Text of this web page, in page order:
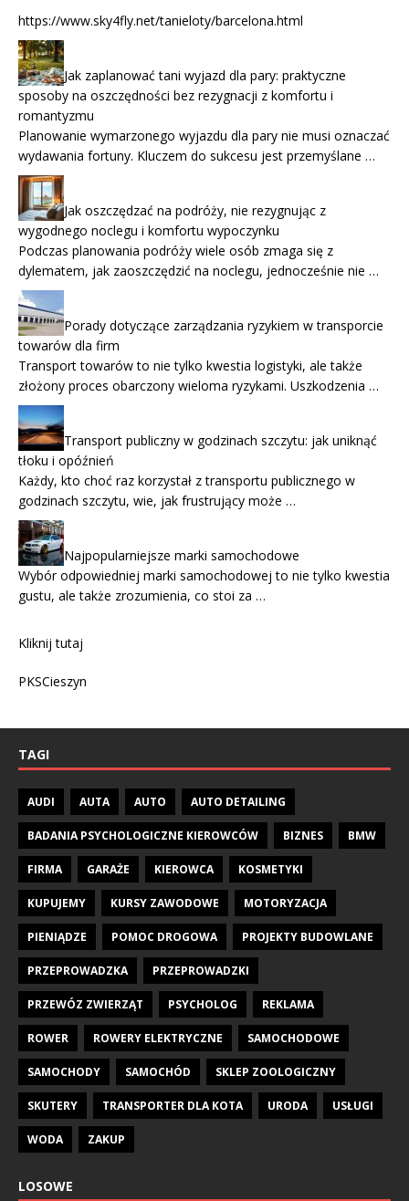
https://www.sky4fly.net/tanieloty/barcelona.html
Jak zaplanować tani wyjazd dla pary: praktyczne
sposoby na oszczędności bez rezygnacji z komfortu i
romantyzmu
Planowanie wymarzonego wyjazdu dla pary nie musi oznaczać
wydawania fortuny. Kluczem do sukcesu jest przemyślane …
Jak oszczędzać na podróży, nie rezygnując z
wygodnego noclegu i komfortu wypoczynku
Podczas planowania podróży wiele osób zmaga się z
dylematem, jak zaoszczędzić na noclegu, jednocześnie nie …
Porady dotyczące zarządzania ryzykiem w transporcie
towarów dla firm
Transport towarów to nie tylko kwestia logistyki, ale także
złożony proces obarczony wieloma ryzykami. Uszkodzenia …
Transport publiczny w godzinach szczytu: jak uniknąć
tłoku i opóźnień
Każdy, kto choć raz korzystał z transportu publicznego w
godzinach szczytu, wie, jak frustrujący może …
Najpopularniejsze marki samochodowe
Wybór odpowiedniej marki samochodowej to nie tylko kwestia
gustu, ale także zrozumienia, co stoi za …
Kliknij tutaj
PKSCieszyn
TAGI
AUDI AUTA AUTO AUTO DETAILING
BADANIA PSYCHOLOGICZNE KIEROWCÓW BIZNES BMW
FIRMA GARAŻE KIEROWCA KOSMETYKI
KUPUJEMY KURSY ZAWODOWE MOTORYZACJA
PIENIĄDZE POMOC DROGOWA PROJEKTY BUDOWLANE
PRZEPROWADZKA PRZEPROWADZKI
PRZEWÓZ ZWIERZĄT PSYCHOLOG REKLAMA
ROWER ROWERY ELEKTRYCZNE SAMOCHODOWE
SAMOCHODY SAMOCHÓD SKLEP ZOOLOGICZNY
SKUTERY TRANSPORTER DLA KOTA URODA USŁUGI
WODA ZAKUP
LOSOWE